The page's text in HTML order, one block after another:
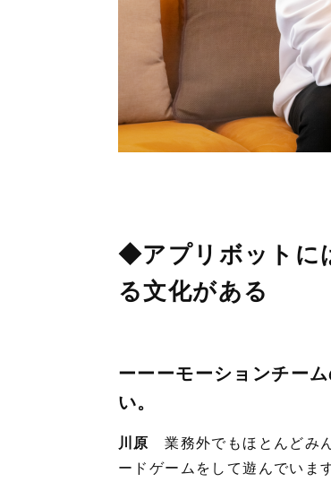
◆アプリボットに
る文化がある
ーーーモーションチー
い。
川原 業務外でもほとんどみ
ードゲームをして遊んでいま